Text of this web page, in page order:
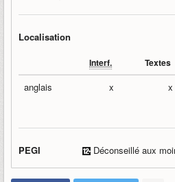
Localisation
Interf. Textes
anglais x x
PEGI Déconseillé aux